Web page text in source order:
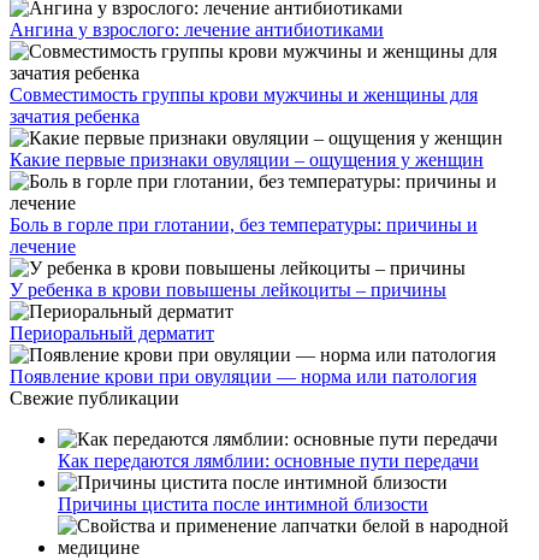
Ангина у взрослого: лечение антибиотиками
Совместимость группы крови мужчины и женщины для
зачатия ребенка
Какие первые признаки овуляции – ощущения у женщин
Боль в горле при глотании, без температуры: причины и
лечение
У ребенка в крови повышены лейкоциты – причины
Периоральный дерматит
Появление крови при овуляции — норма или патология
Свежие публикации
Как передаются лямблии: основные пути передачи
Причины цистита после интимной близости